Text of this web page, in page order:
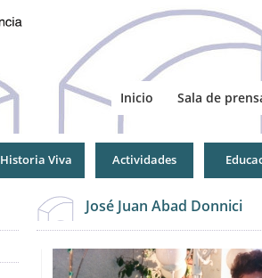
Inicio Sala de
Historia Viva Actividades
José Juan Abad Donnici